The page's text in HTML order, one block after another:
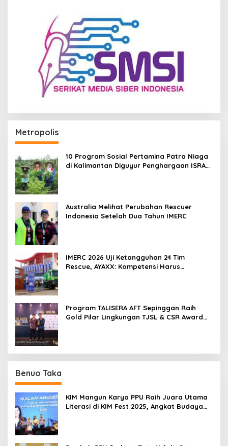
Metropolis
10 Program Sosial Pertamina Patra Niaga
di Kalimantan Diguyur Penghargaan ISRA
Australia Melihat Perubahan Rescuer
Indonesia Setelah Dua Tahun IMERC
IMERC 2026 Uji Ketangguhan 24 Tim
Rescue, AYAXX: Kompetensi Harus
Program TALISERA AFT Sepinggan Raih
Gold Pilar Lingkungan TJSL & CSR Award
Benuo Taka
KIM Mangun Karya PPU Raih Juara Utama
Literasi di KIM Fest 2025, Angkat Budaya